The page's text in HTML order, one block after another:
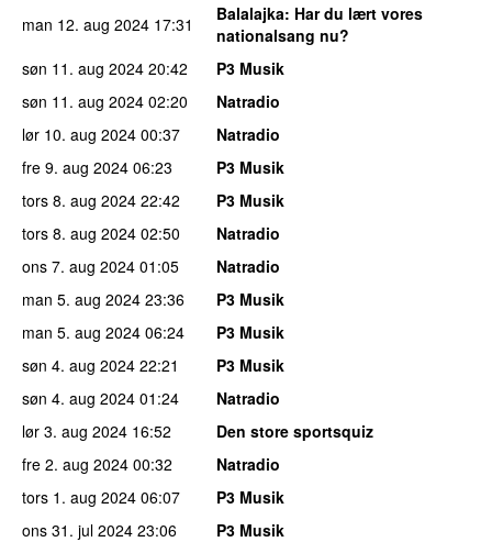
man 12. aug 2024 17:31 Balalajka: Har du lært vores
nationalsang nu?
søn 11. aug 2024 20:42
P3 Musik
søn 11. aug 2024 02:20
Natradio
lør 10. aug 2024 00:37
Natradio
fre 9. aug 2024 06:23
P3 Musik
tors 8. aug 2024 22:42
P3 Musik
tors 8. aug 2024 02:50
Natradio
ons 7. aug 2024 01:05
Natradio
man 5. aug 2024 23:36
P3 Musik
man 5. aug 2024 06:24
P3 Musik
søn 4. aug 2024 22:21
P3 Musik
søn 4. aug 2024 01:24
Natradio
lør 3. aug 2024 16:52
Den store sportsquiz
fre 2. aug 2024 00:32
Natradio
tors 1. aug 2024 06:07
P3 Musik
ons 31. jul 2024 23:06
P3 Musik